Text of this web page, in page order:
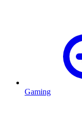
Gaming